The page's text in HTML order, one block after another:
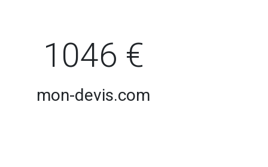
1046 €
mon-devis.com